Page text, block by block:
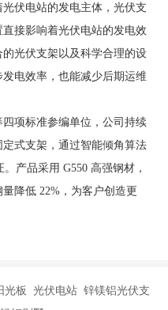
伏电站的发电主体，光伏支
接影响着光伏电站的发电效
光伏支架以及科学合理的设
电效率，也能减少后期运维
项标准参编单位，公司持续
式支架，通过智能倾角算法
产品采用 G550 高强钢材，
降低 22%，为客户创造更
板 光伏电站 锌镁铝光伏支